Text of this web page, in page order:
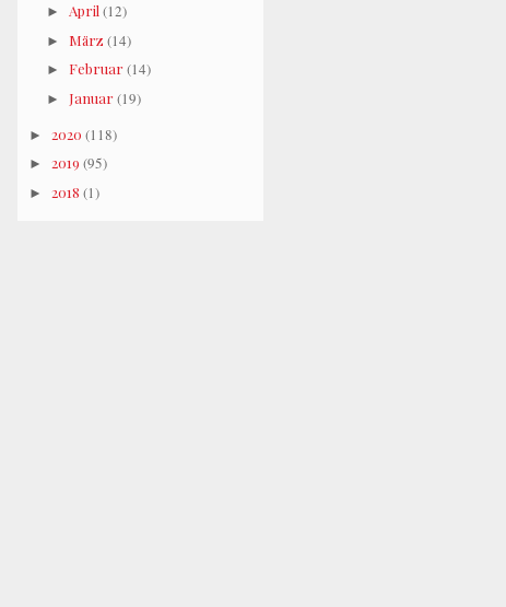
► April (12)
► März (14)
► Februar (14)
► Januar (19)
► 2020 (118)
► 2019 (95)
► 2018 (1)